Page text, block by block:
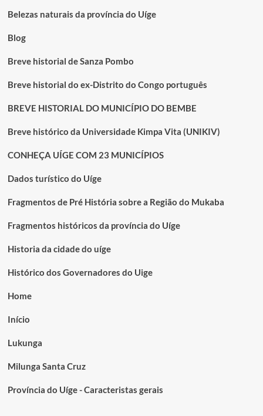
Belezas naturais da província do Uíge
Blog
Breve historial de Sanza Pombo
Breve historial do ex-Distrito do Congo português
BREVE HISTORIAL DO MUNICÍPIO DO BEMBE
Breve histórico da Universidade Kimpa Vita (UNIKIV)
CONHEÇA UÍGE COM 23 MUNICÍPIOS
Dados turístico do Uíge
Fragmentos de Pré História sobre a Região do Mukaba
Fragmentos históricos da província do Uíge
Historia da cidade do uíge
Histórico dos Governadores do Uige
Home
Início
Lukunga
Milunga Santa Cruz
Província do Uíge - Caracteristas gerais